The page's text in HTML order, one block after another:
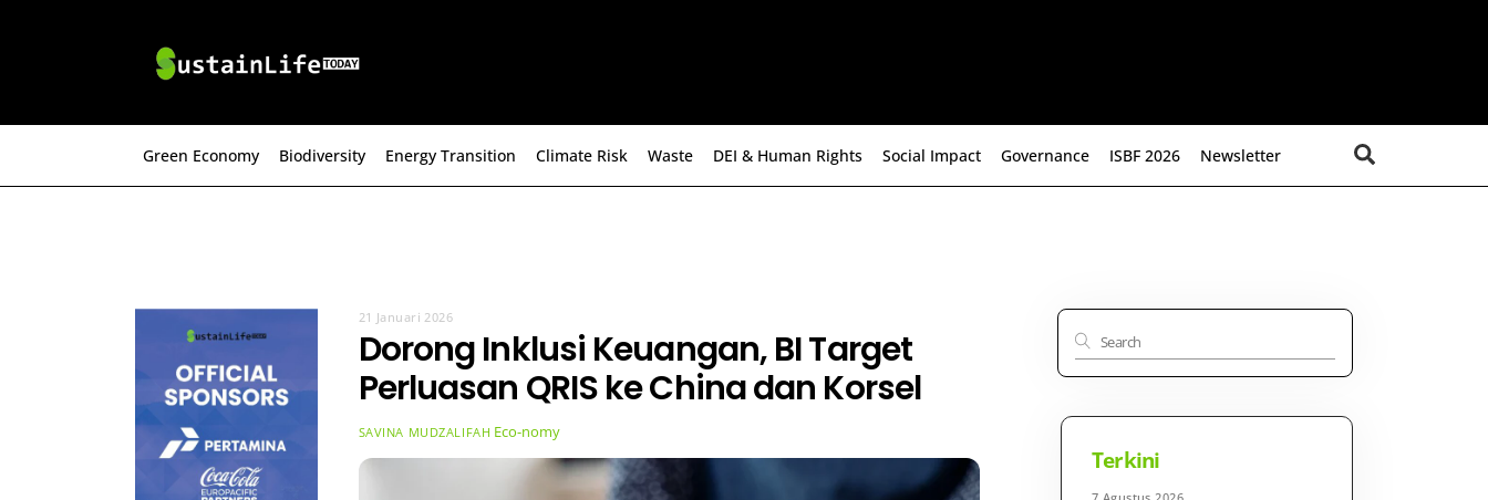
Green Economy Biodiversity Energy Transition Climate Risk Waste DEI & Human Rights Social Impact Governance ISBF 2026 Newsletter
21 Januari 2026
Dorong Inklusi Keuangan, BI Target
Perluasan QRIS ke China dan Korsel
SAVINA MUDZALIFAH Eco-nomy
Terkini